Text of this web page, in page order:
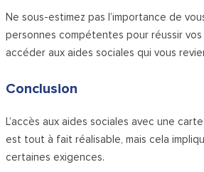
Ne sous-estimez pas l’importance de
personnes compétentes pour réussir
accéder aux aides sociales qui vous
Conclusion
L’accès aux aides sociales avec une
est tout à fait réalisable, mais cela
certaines exigences.